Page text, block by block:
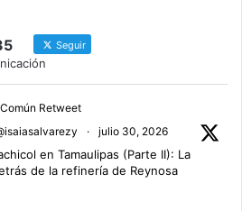
Seguir
Retweet
· julio 30, 2026
en Tamaulipas (Parte II): La
de la refinería de Reynosa